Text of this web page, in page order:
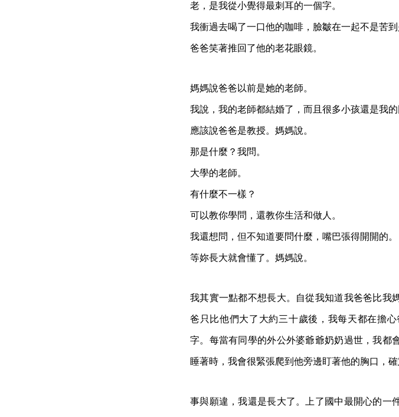
老，是我從小覺得最刺耳的一個字。
我衝過去喝了一口他的咖啡，臉皺在一起不是苦到
爸爸笑著推回了他的老花眼鏡。
媽媽說爸爸以前是她的老師。
我說，我的老師都結婚了，而且很多小孩還是我的
應該說爸爸是教授。媽媽說。
那是什麼？我問。
大學的老師。
有什麼不一樣？
可以教你學問，還教你生活和做人。
我還想問，但不知道要問什麼，嘴巴張得開開的。
等妳長大就會懂了。媽媽說。
我其實一點都不想長大。自從我知道我爸爸比我
爸只比他們大了大約三十歲後，我每天都在擔
字。每當有同學的外公外婆爺爺奶奶過世，我都
睡著時，我會很緊張爬到他旁邊盯著他的胸口，確
事與願違，我還是長大了。上了國中最開心的一